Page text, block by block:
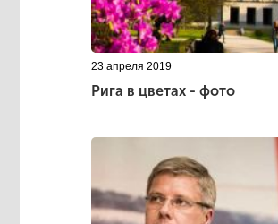
23 апреля 2019
Рига в цветах - фото